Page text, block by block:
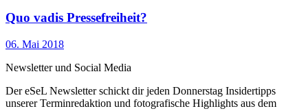
Quo vadis Pressefreiheit?
06. Mai 2018
Newsletter und Social Media
Der eSeL Newsletter schickt dir jeden Donnerstag Insidertipps
unserer Terminredaktion und fotografische Highlights aus dem